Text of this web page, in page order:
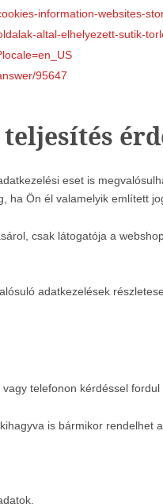
information-websites-
altal-elhelyezett-sutik-
95647
teljesítés
eset is
ha Ön él valamelyik említett
csak látogatója a
adatkezelések
telefonon kérdéssel
is bármikor rendelhet